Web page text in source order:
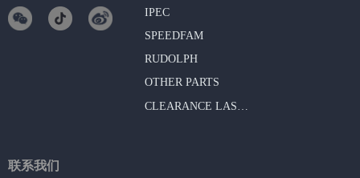
IPEC
SPEEDFAM
RUDOLPH
OTHER PARTS
联系我们